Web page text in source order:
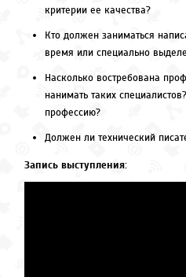
критерии ее качества?
Кто должен заниматься
время или специально
Насколько востребована
нанимать таких
профессию?
Должен ли технический
Запись выступления: